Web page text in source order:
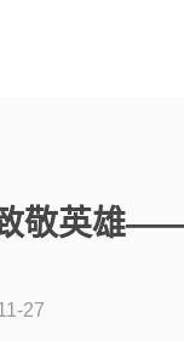
敬英雄
27